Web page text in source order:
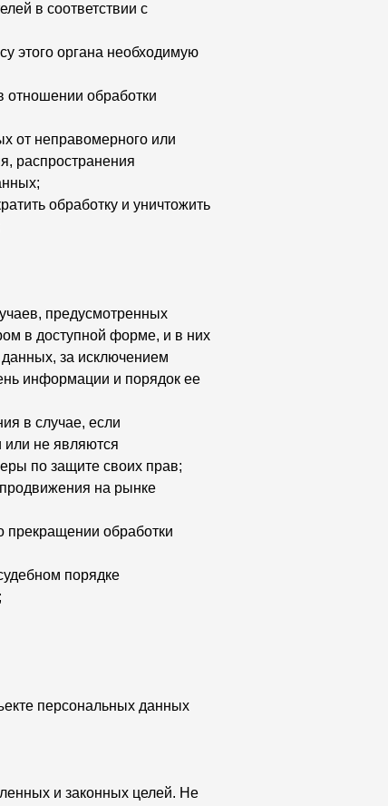
в соответствии с
этого органа необходимую
отношении обработки
от неправомерного или
распространения
обработку и уничтожить
предусмотренных
в доступной форме, и в них
за исключением
информации и порядок ее
в случае, если
не являются
по защите своих прав;
на рынке
прекращении обработки
порядке
персональных данных
и законных целей. Не